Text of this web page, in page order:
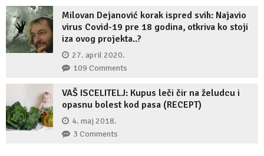
Milovan Dejanović korak ispred svih: Najavio
virus Covid-19 pre 18 godina, otkriva ko stoji
iza ovog projekta..?
27. april 2020.
109 Comments
VAŠ ISCELITELJ: Kupus leči čir na želudcu i
opasnu bolest kod pasa (RECEPT)
4. maj 2018.
3 Comments